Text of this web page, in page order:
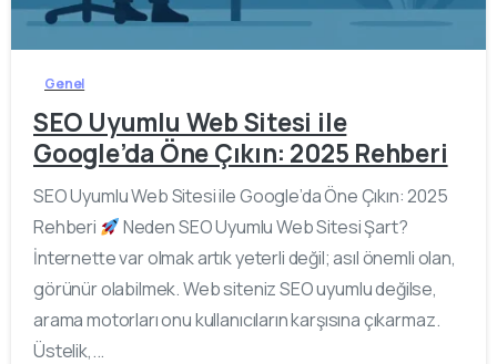
0 -
Genel
SEO Uyumlu Web Sitesi ile
Google’da Öne Çıkın: 2025 Rehberi
SEO Uyumlu Web Sitesi ile Google’da Öne Çıkın: 2025
Rehberi
Neden SEO Uyumlu Web Sitesi Şart?
İnternette var olmak artık yeterli değil; asıl önemli olan,
görünür olabilmek. Web siteniz SEO uyumlu değilse,
arama motorları onu kullanıcıların karşısına çıkarmaz.
Üstelik,...